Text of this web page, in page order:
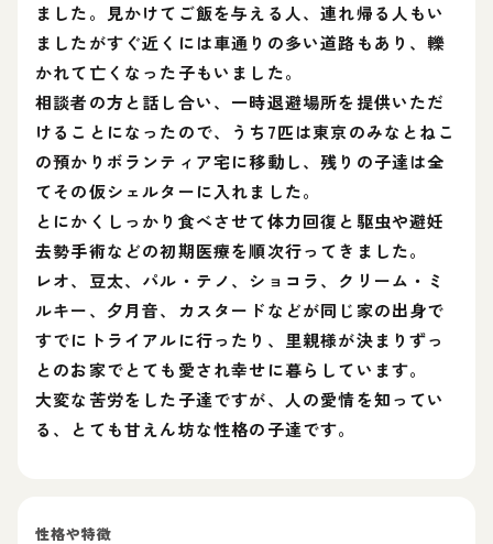
ました。見かけてご飯を与える人、連れ帰る人もい
ましたがすぐ近くには車通りの多い道路もあり、轢
かれて亡くなった子もいました。
相談者の方と話し合い、一時退避場所を提供いただ
けることになったので、うち7匹は東京のみなとねこ
の預かりボランティア宅に移動し、残りの子達は全
てその仮シェルターに入れました。
とにかくしっかり食べさせて体力回復と駆虫や避妊
去勢手術などの初期医療を順次行ってきました。
レオ、豆太、パル・テノ、ショコラ、クリーム・ミ
ルキー、夕月音、カスタードなどが同じ家の出身で
すでにトライアルに行ったり、里親様が決まりずっ
とのお家でとても愛され幸せに暮らしています。
大変な苦労をした子達ですが、人の愛情を知ってい
る、とても甘えん坊な性格の子達です。
性格や特徴